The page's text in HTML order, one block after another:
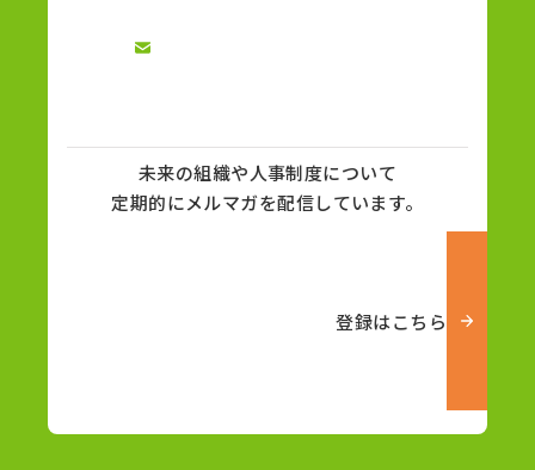
未来の組織や人事制度について
定期的にメルマガを配信しています。
登録はこちら